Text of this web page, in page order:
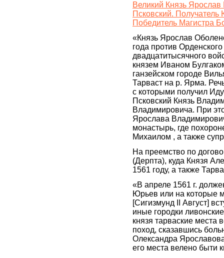
Великий Князь
Псковский.
Победитель Магистра
«Князь Ярослав
года против
двадцатитысячного
князем Иваном
ганзейском городе
Тарваст на р. Ярма.
с которыми получил
Псковский Князь
Владимировича. При
Ярослава
монастырь, где
Михаилом , а также
На преемство по
(Дерпта), куда Князя
1561 году, а также
«В апреле 1561 г.
Юрьев или на которые
[Сигизмунд II Август]
иные городки
князя тарваские
поход, сказавшись
Олександра
его места велено быти